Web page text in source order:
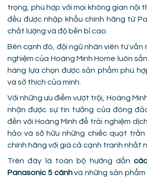
trọng, phù hợp với mọi không gian nội
đều được nhập khẩu chính hãng từ
chất lượng và độ bền bỉ cao.
Bên cạnh đó, đội ngũ nhân viên tư vấn
nghiệm của Hoàng Minh Home luôn
hàng lựa chọn được sản phẩm phù
và sở thích của mình.
Với những ưu điểm vượt trội, Hoàng
nhận được sự tin tưởng của đông
đến với Hoàng Minh để trải nghiệm
hảo và sở hữu những chiếc quạt trần
chính hãng với giá cả cạnh tranh nhất
Trên đây là toàn bộ hướng dẫn
Panasonic 5 cánhvà những sản